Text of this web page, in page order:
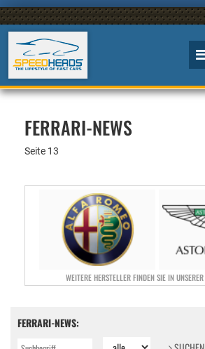
FERRARI-NEWS
Seite 13
WEITERE HERSTELLER FINDEN SIE IN UNSERER
FERRARI-NEWS: